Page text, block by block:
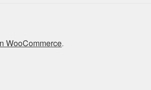
WooCommerce.